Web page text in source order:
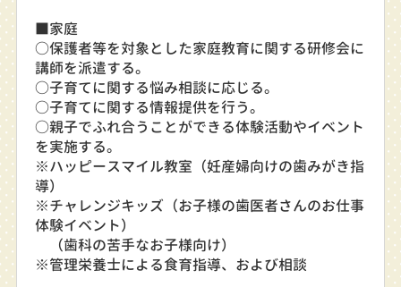
■家庭
○保護者等を対象とした家庭教育に関する研修会に
講師を派遣する。
○子育てに関する悩み相談に応じる。
○子育てに関する情報提供を行う。
○親子でふれ合うことができる体験活動やイベント
を実施する。
※ハッピースマイル教室（妊産婦向けの歯みがき指
導）
※チャレンジキッズ（お子様の歯医者さんのお仕事
体験イベント）
（歯科の苦手なお子様向け）
※管理栄養士による食育指導、および相談